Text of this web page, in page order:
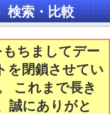
検索・比較
ちましてデー
を閉鎖させてい
これまで長き
誠にありがと